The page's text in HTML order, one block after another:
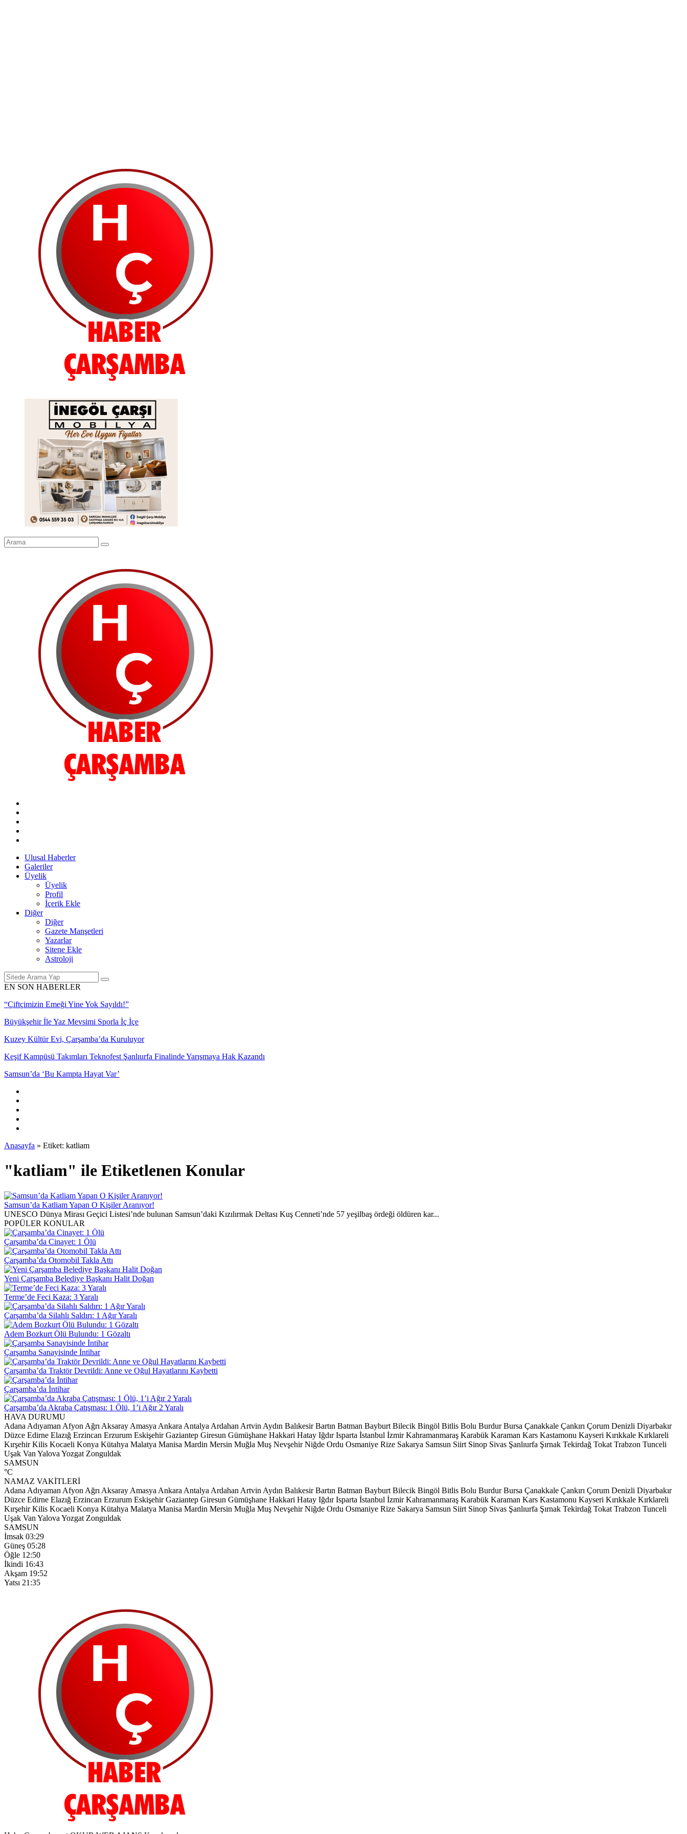
Ulusal Haberler
Galeriler
Üyelik
Üyelik
Profil
İçerik Ekle
Diğer
Diğer
Gazete Manşetleri
Yazarlar
Sitene Ekle
Astroloji
EN SON HABERLER
“Çiftçimizin Emeği Yine Yok Sayıldı!”
Büyükşehir İle Yaz Mevsimi Sporla İç İçe
Kuzey Kültür Evi, Çarşamba’da Kuruluyor
Keşif Kampüsü Takımları Teknofest Şanlıurfa Finalinde Yarışmaya Hak Kazandı
Samsun’da ‘Bu Kampta Hayat Var’
Anasayfa » Etiket: katliam
"katliam" ile Etiketlenen Konular
Samsun’da Katliam Yapan O Kişiler Aranıyor!
UNESCO Dünya Mirası Geçici Listesi’nde bulunan Samsun’daki Kızılırmak Deltası Kuş Cenneti’nde 57 yeşilbaş ördeği öldüren kar...
POPÜLER KONULAR
Çarşamba’da Cinayet: 1 Ölü
Çarşamba’da Otomobil Takla Attı
Yeni Çarşamba Belediye Başkanı Halit Doğan
Terme’de Feci Kaza: 3 Yaralı
Çarşamba’da Silahlı Saldırı: 1 Ağır Yaralı
Adem Bozkurt Ölü Bulundu: 1 Gözaltı
Çarşamba Sanayisinde İntihar
Çarşamba’da Traktör Devrildi: Anne ve Oğul Hayatlarını Kaybetti
Çarşamba’da İntihar
Çarşamba’da Akraba Çatışması: 1 Ölü, 1’i Ağır 2 Yaralı
HAVA DURUMU
Adana Adıyaman Afyon Ağrı Aksaray Amasya Ankara Antalya Ardahan Artvin Aydın Balıkesir Bartın Batman Bayburt Bilecik Bingöl Bitlis Bolu Burdur Bursa Çanakkale Çankırı Çorum Denizli Diyarbakır
Düzce Edirne Elazığ Erzincan Erzurum Eskişehir Gaziantep Giresun Gümüşhane Hakkari Hatay Iğdır Isparta İstanbul İzmir Kahramanmaraş Karabük Karaman Kars Kastamonu Kayseri Kırıkkale Kırklareli
Kırşehir Kilis Kocaeli Konya Kütahya Malatya Manisa Mardin Mersin Muğla Muş Nevşehir Niğde Ordu Osmaniye Rize Sakarya Samsun Siirt Sinop Sivas Şanlıurfa Şırnak Tekirdağ Tokat Trabzon Tunceli
Uşak Van Yalova Yozgat Zonguldak
SAMSUN
°C
NAMAZ VAKİTLERİ
Adana Adıyaman Afyon Ağrı Aksaray Amasya Ankara Antalya Ardahan Artvin Aydın Balıkesir Bartın Batman Bayburt Bilecik Bingöl Bitlis Bolu Burdur Bursa Çanakkale Çankırı Çorum Denizli Diyarbakır
Düzce Edirne Elazığ Erzincan Erzurum Eskişehir Gaziantep Giresun Gümüşhane Hakkari Hatay Iğdır Isparta İstanbul İzmir Kahramanmaraş Karabük Karaman Kars Kastamonu Kayseri Kırıkkale Kırklareli
Kırşehir Kilis Kocaeli Konya Kütahya Malatya Manisa Mardin Mersin Muğla Muş Nevşehir Niğde Ordu Osmaniye Rize Sakarya Samsun Siirt Sinop Sivas Şanlıurfa Şırnak Tekirdağ Tokat Trabzon Tunceli
Uşak Van Yalova Yozgat Zonguldak
SAMSUN
İmsak 03:29
Güneş 05:28
Öğle 12:50
İkindi 16:43
Akşam 19:52
Yatsı 21:35